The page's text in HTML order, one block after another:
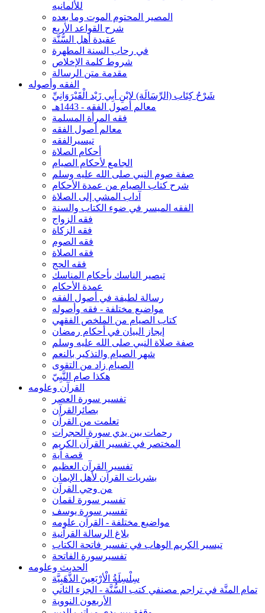
للألمانيه
المصير المحتوم الموت وما بعده
شرح القواعد الأربع
عقيدة أهل السُّنَّة
في رحاب السنة المطهرة
شروط كلمة الإخلاص
مقدمة متن الرسالة
الفقه وأصوله
شَرْحُ كِتَاب (الرِّسَالَة) لابْنِ أبِي زَيْد الْقَيْرَوَانِيِّ
معالم أصول الفقه - 1443هـ
فقه المرأة المسلمة
معالم أصول الفقه
تيسيرالفقه
أحكام الصلاة
الجامع لأحكام الصيام
صفة صوم النبي صلى الله عليه وسلم
شرح كتاب الصيام من عمدة الأحكام
آداب المشي إلى الصلاة
الفقه الميسر في ضوء الكتاب والسنة
فقه الزواج
فقه الزكاة
فقه الصوم
فقه الصلاة
فقه الحج
تبصير الناسك بأحكام المناسك
عمدة الأحكام
رسالة لطيفة في أصول الفقه
مواضيع مختلفة - فقه وأصوله
كتاب الصيام من الملخص الفقهي
إيجاز البيان في أحكام رمضان
صفة صلاة النبي صلى الله عليه وسلم
شهر الصيام والتذكير بالنعم
الصيام زاد من التقوى
هكذا صام النَّبِيّ
القرآن وعلومه
تفسير سورة العصر
بصائرالقرآن
تعلمت من القرآن
رحمات بين يدي سورة الحجرات
المختصر في تفسير القرآن الكريم
قصة آية
تفسير القرآن العظيم
بشريات القرآن لأهل الإيمان
من وحي القرآن
تفسير سورة لقمان
تفسير سورة يوسف
مواضيع مختلفة - القرآن علومه
بلاغ الرسالة القرآنية
تيسير الكريم الوهاب في تفسير فاتحة الكتاب
تفسيرسورة الفاتحة
الحديث وعلومه
سِلْسِلَةُ الْأرْبَعِينَ الذَّهَبِيَّة
تمام المنَّة في تراجم مصنفي كتب السُّنَّة - الجزء الثاني
الأربعون النووية